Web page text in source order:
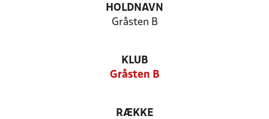
HOLDNAVN
Gråsten B
KLUB
Gråsten B
RÆKKE